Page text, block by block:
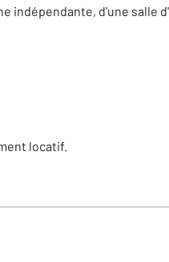
indépendante, d'une salle
locatif.